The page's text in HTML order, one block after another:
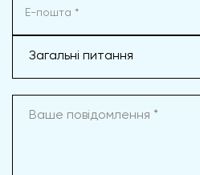
Загальні питання